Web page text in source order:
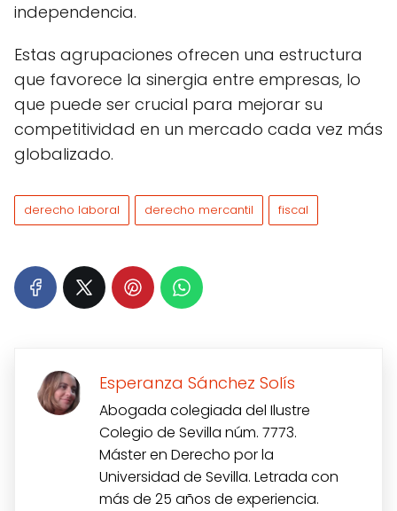
independencia.
Estas agrupaciones ofrecen una estructura
que favorece la sinergia entre empresas, lo
que puede ser crucial para mejorar su
competitividad en un mercado cada vez más
globalizado.
derecho laboral derecho mercantil fiscal
Esperanza Sánchez Solís
Abogada colegiada del Ilustre
Colegio de Sevilla núm. 7773.
Máster en Derecho por la
Universidad de Sevilla. Letrada con
más de 25 años de experiencia.